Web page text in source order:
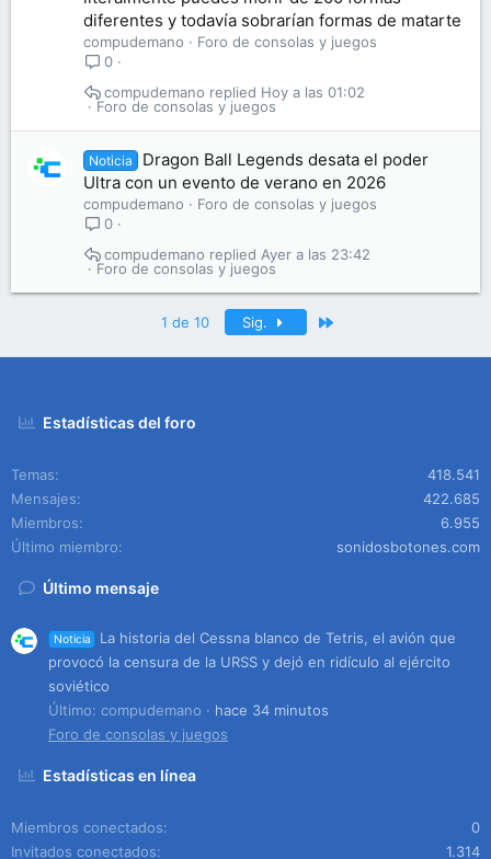
diferentes y todavía sobrarían formas de matarte
compudemano
Foro de consolas y juegos
0
Foro de consolas y juegos
Hoy a las 01:02
compudemano
Noticia
Dragon Ball Legends desata el poder
Ultra con un evento de verano en 2026
compudemano
Foro de consolas y juegos
0
Foro de consolas y juegos
Ayer a las 23:42
compudemano
1 de 10 Sig.
Estadísticas del foro
Temas
418.541
Mensajes
422.685
Miembros
6.955
Último miembro
sonidosbotones.com
Último mensaje
Noticia
La historia del Cessna blanco de Tetris, el avión que
provocó la censura de la URSS y dejó en ridículo al ejército
soviético
Último: compudemano
hace 34 minutos
Foro de consolas y juegos
Estadísticas en línea
Miembros conectados
0
Invitados conectados
1.314